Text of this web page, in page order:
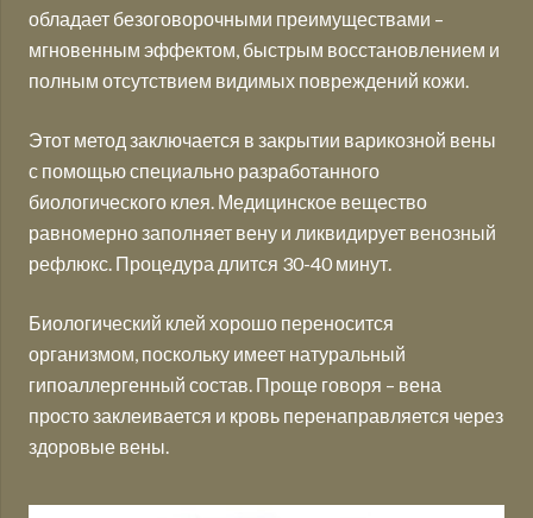
обладает безоговорочными преимуществами –
мгновенным эффектом, быстрым восстановлением и
полным отсутствием видимых повреждений кожи.
Этот метод заключается в закрытии варикозной вены
с помощью специально разработанного
биологического клея. Медицинское вещество
равномерно заполняет вену и ликвидирует венозный
рефлюкс. Процедура длится 30-40 минут.
Биологический клей хорошо переносится
организмом, поскольку имеет натуральный
гипоаллергенный состав. Проще говоря – вена
просто заклеивается и кровь перенаправляется через
здоровые вены.